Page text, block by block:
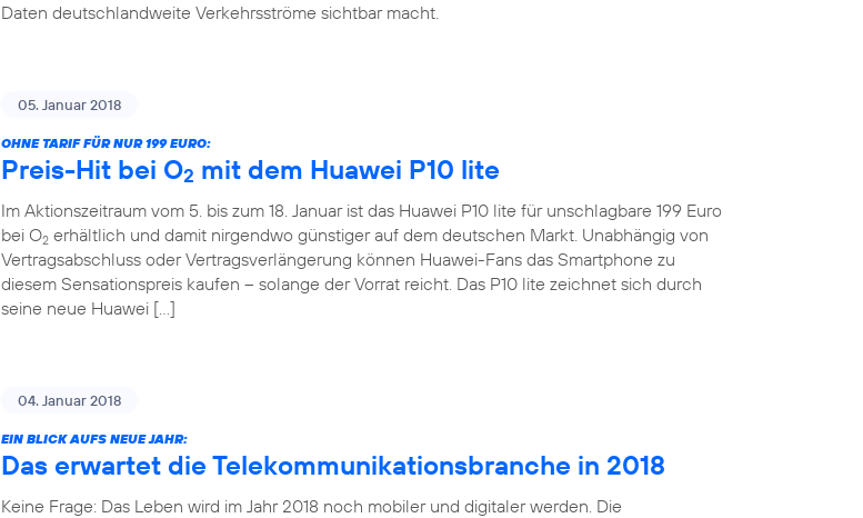
Daten deutschlandweite Verkehrsströme sichtbar macht.
05. Januar 2018
OHNE TARIF FÜR NUR 199 EURO:
Preis-Hit bei O2 mit dem Huawei P10 lite
Im Aktionszeitraum vom 5. bis zum 18. Januar ist das Huawei P10 lite für unschlagbare 199 Euro
bei O2 erhältlich und damit nirgendwo günstiger auf dem deutschen Markt. Unabhängig von
Vertragsabschluss oder Vertragsverlängerung können Huawei-Fans das Smartphone zu
diesem Sensationspreis kaufen – solange der Vorrat reicht. Das P10 lite zeichnet sich durch
seine neue Huawei […]
04. Januar 2018
EIN BLICK AUFS NEUE JAHR:
Das erwartet die Telekommunikationsbranche in 2018
Keine Frage: Das Leben wird im Jahr 2018 noch mobiler und digitaler werden. Die